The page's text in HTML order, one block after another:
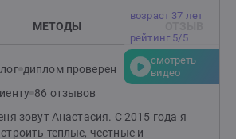
возраст 37 лет
рейтинг 5/5
смотреть
видео
МЕТОДЫ
диплом проверен
86 отзывов
зовут Анастасия. С 2015 года я
теплые, честные и